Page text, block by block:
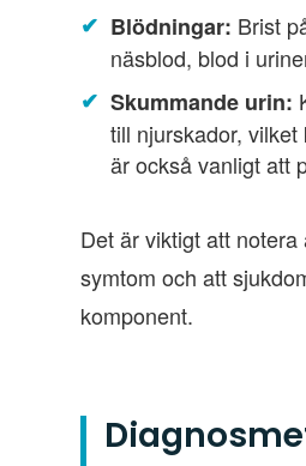
Blödningar: Brist
näsblod, blod i
Skummande urin:
till njurskador,
är också vanligt att
Det är viktigt att
symtom och att
komponent.